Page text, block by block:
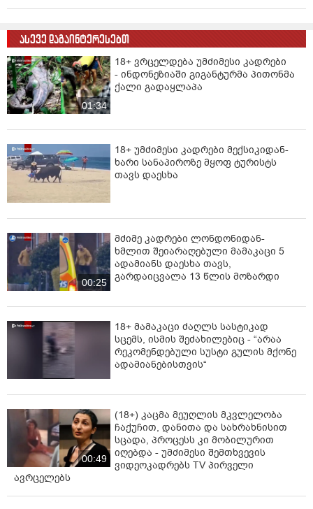
ასევე დაგაინტერესებთ
01:34
18+ ვრცელდება უმძიმესი კადრები
- ინდონეზიაში გიგანტურმა პითონმა
ქალი გადაყლაპა
18+ უმძიმესი კადრები მექსიკიდან-
ხარი სანაპიროზე მყოფ ტურისტს
თავს დაესხა
00:25
მძიმე კადრები ლონდონიდან-
ხმლით შეიარაღებული მამაკაცი 5
ადამიანს დაესხა თავს,
გარდაიცვალა 13 წლის მოზარდი
18+ მამაკაცი ძაღლს სასტიკად
სცემს, ისმის შეძახილებიც - “არაა
რეკომენდებული სუსტი გულის მქონე
ადამიანებისთვის“
00:49
(18+) კაცმა მე­უღ­ლის მკვლე­ლო­ბა
ჩა­ქუ­ჩით, და­ნი­თა და სახ­რახ­ნი­სით
სცა­და, პროცესს კი მობილურით
იღებდა - უმძიმესი შემთხვევის
ვიდეოკადრებს TV პირველი
ავრცელებს